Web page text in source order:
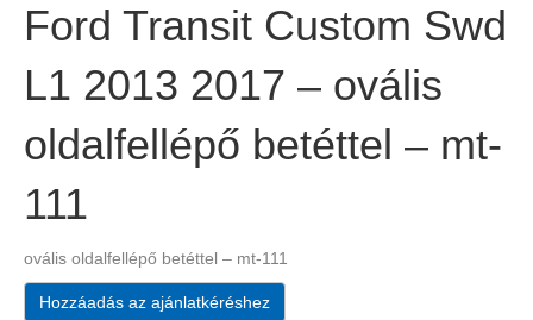
Ford Transit Custom Swd
L1 2013 2017 – ovális
oldalfellépő betéttel – mt-
111
ovális oldalfellépő betéttel – mt-111
Hozzáadás az ajánlatkéréshez